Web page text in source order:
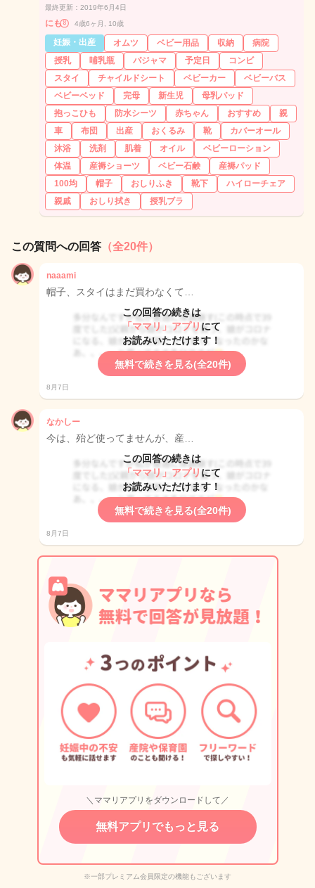
最終更新：2019年6月4日
にも⍤⃝ 4歳6ヶ月, 10歳
妊娠・出産 オムツ ベビー用品 収納
病院
授乳
哺乳瓶 パジャマ 予定日
コンビ
スタイ
チャイルドシート ベビーカー
ベビーバス
ベビーベッド
完母 新生児
母乳パッド
抱っこひも
防水シーツ 赤ちゃん おすすめ
親
車
布団 出産 おくるみ 靴
カバーオール
沐浴
洗剤 肌着 オイル
ベビーローション
体温
産褥ショーツ ベビー石鹸
産褥パッド
100均
帽子 おしりふき 靴下
ハイローチェア
親戚
おしり拭き 授乳ブラ
この質問への回答 （全20件）
naaami
帽子、スタイはまだ買わなくて…
この回答の続きは
「ママリ」アプリ にて
お読みいただけます！
無料で続きを見る(全20件)
8月7日
なかしー
今は、殆ど使ってませんが、産…
この回答の続きは
「ママリ」アプリ にて
お読みいただけます！
無料で続きを見る(全20件)
8月7日
＼ママリアプリをダウンロードして／
無料アプリでもっと見る
※一部プレミアム会員限定の機能もございます